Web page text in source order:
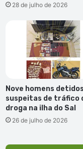
28 de julho de 2026
Nove homens
suspeitas de tráfico
droga na ilha do Sal
26 de julho de 2026